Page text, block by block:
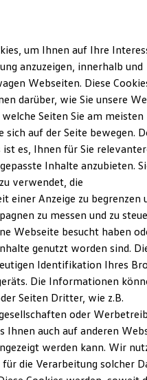
Modelle
und Updates
ID.
um Ihnen auf Ihre
anzuzeigen, innerhalb und
Webseiten. Diese
darüber, wie Sie unsere
Seiten Sie am meisten
sich auf der Seite bewegen.
ist es, Ihnen für Sie
Inhalte anzubieten.
verwendet, die
einer Anzeige zu begrenzen
zu messen und zu
Webseite besucht haben
genutzt worden sind.
Identifikation Ihres
Die Informationen
Seiten Dritter, wie z.B.
oder
Ihnen auch auf anderen
werden kann. Wir
die Verarbeitung solcher